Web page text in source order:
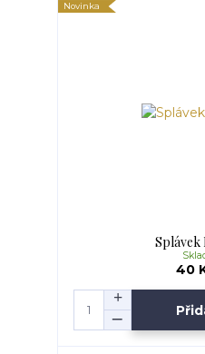
Novinka
Splávek
40